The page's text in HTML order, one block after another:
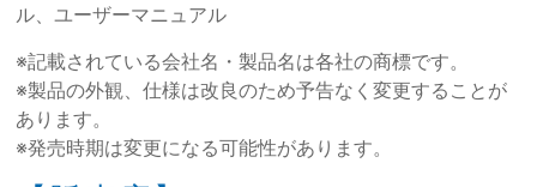
ル、ユーザーマニュアル
※記載されている会社名・製品名は各社の商標です。
※製品の外観、仕様は改良のため予告なく変更することが
あります。
※発売時期は変更になる可能性があります。